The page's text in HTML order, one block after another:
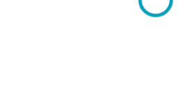
Šatníková lavička, dĺžka